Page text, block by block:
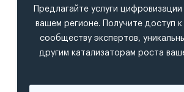
Предлагайте услуги
вашем регионе. Получите доступ
сообществу экспертов,
другим катализаторам роста